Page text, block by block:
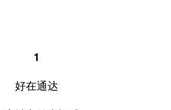
1
好在通达